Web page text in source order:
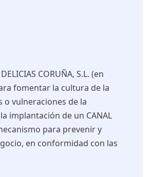
DELICIAS CORUÑA, S.L. (en
fomentar la cultura de la
vulneraciones de la
implantación de un CANAL
para prevenir y
en conformidad con las